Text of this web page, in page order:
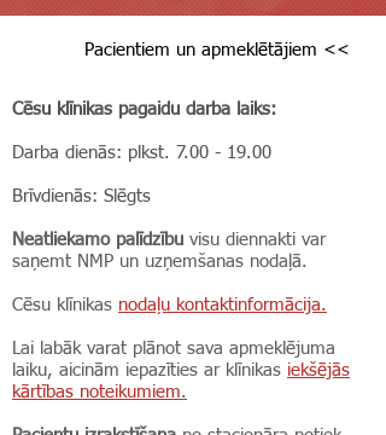
Pacientiem un apmeklētājiem <<
Cēsu klīnikas pagaidu darba laiks:
Darba dienās: plkst. 7.00 - 19.00
Brīvdienās: Slēgts
Neatliekamo palīdzību visu diennakti var
saņemt NMP un uzņemšanas nodaļā.
Cēsu klīnikas nodaļu kontaktinformācija.
Lai labāk varat plānot sava apmeklējuma
laiku, aicinām iepazīties ar klīnikas iekšējās
kārtības noteikumiem.